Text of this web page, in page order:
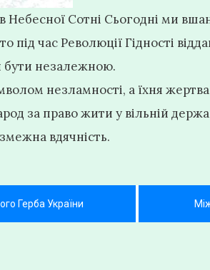
Небесної Сотні Сьогодні ми
під час Революції Гідності
бути незалежною.
незламності, а їхня
за право жити у вільній
вдячність.
Герба України